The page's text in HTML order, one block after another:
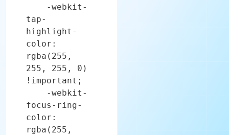
tap-
highlight-
color:
rgba(255,
255, 255, 0)
!important;
focus-ring-
color:
rgba(255,